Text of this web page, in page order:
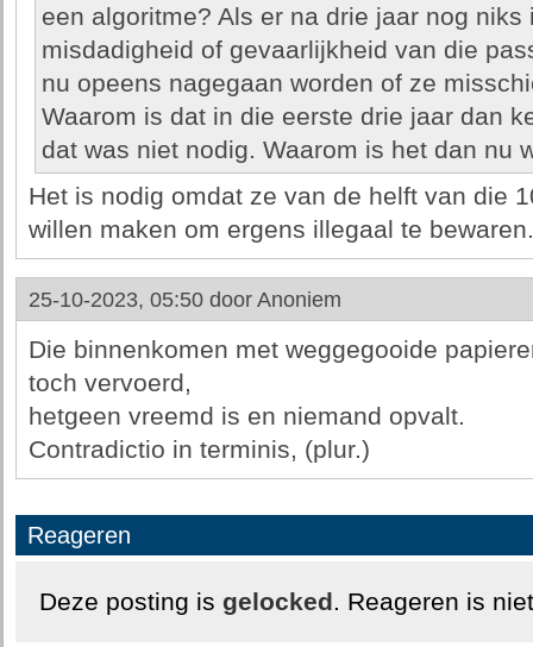
een algoritme? Als er na drie jaar nog niks
misdadigheid of gevaarlijkheid van die
nu opeens nagegaan worden of ze
Waarom is dat in die eerste drie jaar dan
dat was niet nodig. Waarom is het dan nu
Het is nodig omdat ze van de helft van die
willen maken om ergens illegaal te bewaren.
25-10-2023, 05:50 door Anoniem
Die binnenkomen met weggegooide
toch vervoerd,
hetgeen vreemd is en niemand opvalt.
Contradictio in terminis, (plur.)
Reageren
Deze posting is gelocked. Reageren is